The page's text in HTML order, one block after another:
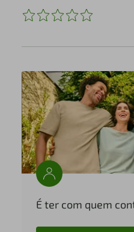
É ter com quem